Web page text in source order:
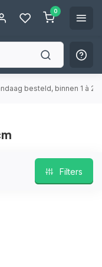
0
besteld, binnen 1 à 2
Filters